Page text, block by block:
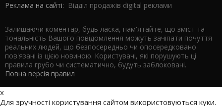
Реклама на сайті: Відділ продажів digital реклами
Залишаючи коментар, будь ласка, пам'ятайте, що зміст та
тональність Вашого повідомлення можуть зачіпати почуття
реальних людей, що безпосередньо чи опосередковано
пов'язані із цією новиною. Користувачі, які порушують ці
правила грубо чи систематично, будуть заблоковані.
Повна версія правил
x
Для зручності користування сайтом використовуються куки.